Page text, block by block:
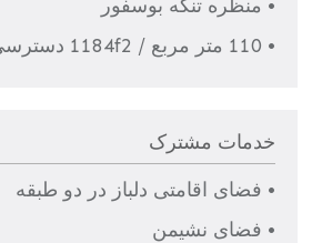
• منظره تنگه بوسفور
• 110 متر مربع / 1184f2 دسترسی لونژ Executive
خدمات مشترک
• فضای اقامتی دلباز در دو طبقه
• فضای نشیمن